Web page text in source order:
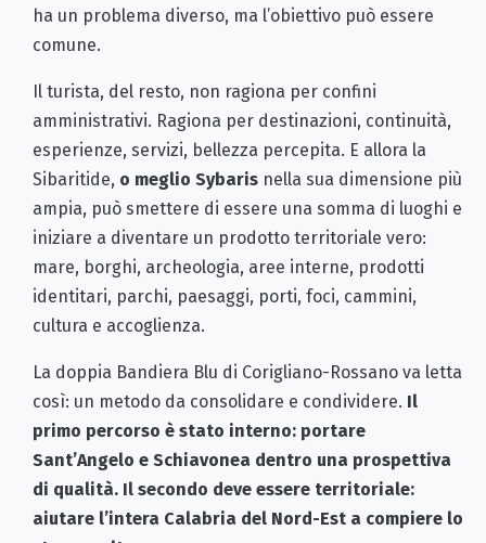
ha un problema diverso, ma l’obiettivo può essere
comune.
Il turista, del resto, non ragiona per confini
amministrativi. Ragiona per destinazioni, continuità,
esperienze, servizi, bellezza percepita. E allora la
Sibaritide, o meglio Sybaris nella sua dimensione più
ampia, può smettere di essere una somma di luoghi e
iniziare a diventare un prodotto territoriale vero:
mare, borghi, archeologia, aree interne, prodotti
identitari, parchi, paesaggi, porti, foci, cammini,
cultura e accoglienza.
La doppia Bandiera Blu di Corigliano-Rossano va letta
così: un metodo da consolidare e condividere. Il
primo percorso è stato interno: portare
Sant’Angelo e Schiavonea dentro una prospettiva
di qualità. Il secondo deve essere territoriale:
aiutare l’intera Calabria del Nord-Est a compiere lo